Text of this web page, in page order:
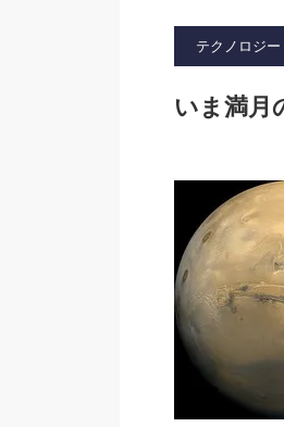
テクノロジー
いま満月